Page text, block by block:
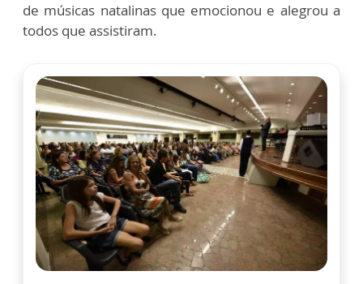
de músicas natalinas que emocionou e alegrou a
todos que assistiram.